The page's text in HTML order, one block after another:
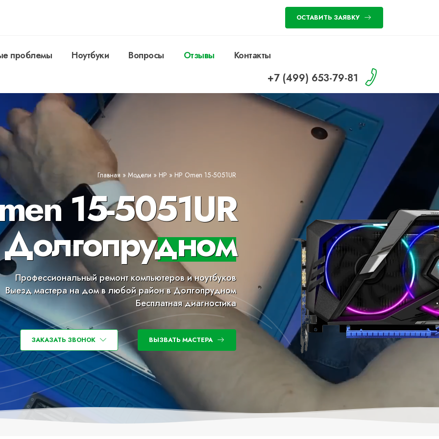
ОСТАВИТЬ ЗАЯВКУ
проблемы Ноутбуки Вопросы Отзывы Контакты
+7 (499) 653-79-81
Главная » Модели » HP » HP Omen 15-5051UR
15-5051UR
Профессиональный ремонт компьютеров и ноутбуков
Выезд мастера на дом в любой район в Долгопрудном
Бесплатная диагностика
ЗАКАЗАТЬ ЗВОНОК ВЫЗВАТЬ МАСТЕРА